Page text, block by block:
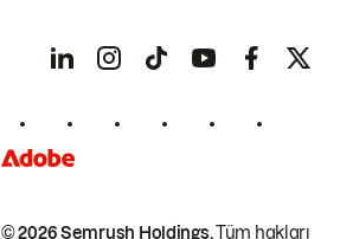
© 2026 Semrush Holdings.Tüm hakları